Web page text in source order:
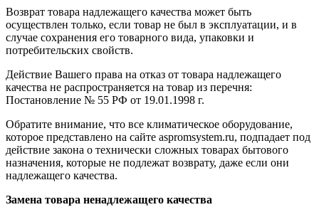
Возврат товара надлежащего качества может быть
осуществлен только, если товар не был в эксплуатации, и в
случае сохранения его товарного вида, упаковки и
потребительских свойств.
Действие Вашего права на отказ от товара надлежащего
качества не распространяется на товар из перечня:
Постановление № 55 РФ от 19.01.1998 г.
Обратите внимание, что все климатическое оборудование,
которое представлено на сайте aspromsystem.ru, подпадает под
действие закона о технически сложных товарах бытового
назначения, которые не подлежат возврату, даже если они
надлежащего качества.
Замена товара ненадлежащего качества